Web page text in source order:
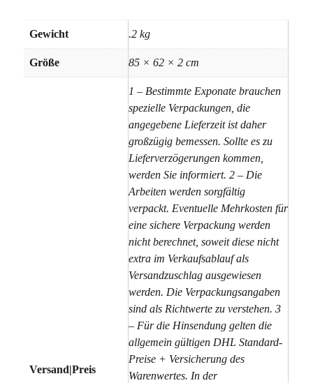
Gewicht .2 kg
Größe 85 × 62 × 2 cm
Versand|Preis
1 – Bestimmte Exponate brauchen
spezielle Verpackungen, die
angegebene Lieferzeit ist daher
großzügig bemessen. Sollte es zu
Lieferverzögerungen kommen,
werden Sie informiert. 2 – Die
Arbeiten werden sorgfältig
verpackt. Eventuelle Mehrkosten für
eine sichere Verpackung werden
nicht berechnet, soweit diese nicht
extra im Verkaufsablauf als
Versandzuschlag ausgewiesen
werden. Die Verpackungsangaben
sind als Richtwerte zu verstehen. 3
– Für die Hinsendung gelten die
allgemein gültigen DHL Standard-
Preise + Versicherung des
Warenwertes. In der